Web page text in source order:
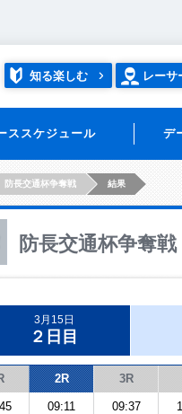
知る楽しむ レーサ
ススケジュール デ
防長交通杯争奪戦 結果
防長交通杯争奪戦
3月15日
２日目
2R 3R
09:11 09:37